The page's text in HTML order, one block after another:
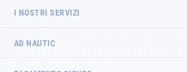
I NOSTRI SERVIZI
AD NAUTIC